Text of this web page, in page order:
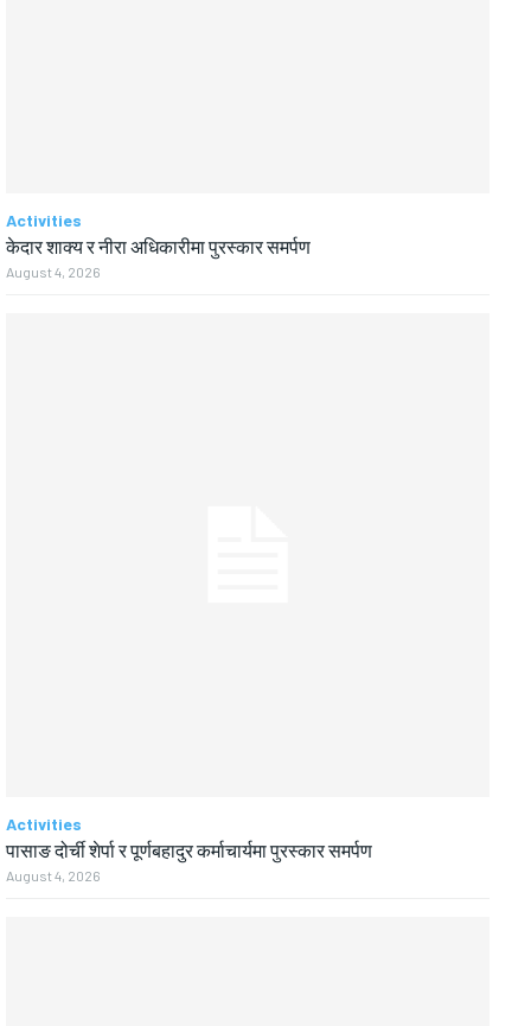
Activities
केदार शाक्य र नीरा अधिकारीमा पुरस्कार समर्पण
August 4, 2026
Activities
पासाङ दोर्ची शेर्पा र पूर्णबहादुर कर्माचार्यमा पुरस्कार समर्पण
August 4, 2026